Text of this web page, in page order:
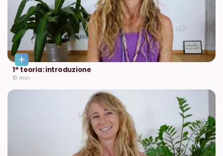
1° teoria: introduzione
10 min